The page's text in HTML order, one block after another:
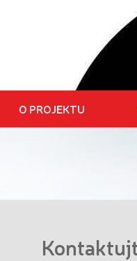
O PROJEKTU